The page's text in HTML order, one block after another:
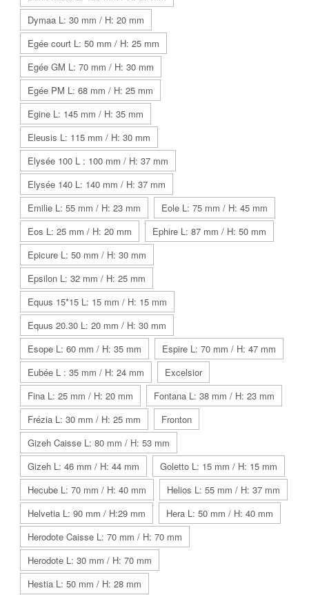
Dymaa L: 30 mm / H: 20 mm
Egée court L: 50 mm / H: 25 mm
Egée GM L: 70 mm / H: 30 mm
Egée PM L: 68 mm / H: 25 mm
Egine L: 145 mm / H: 35 mm
Eleusis L: 115 mm / H: 30 mm
Elysée 100 L : 100 mm / H: 37 mm
Elysée 140 L: 140 mm / H: 37 mm
Emilie L: 55 mm / H: 23 mm
Eole L: 75 mm / H: 45 mm
Eos L: 25 mm / H: 20 mm
Ephire L: 87 mm / H: 50 mm
Epicure L: 50 mm / H: 30 mm
Epsilon L: 32 mm / H: 25 mm
Equus 15*15 L: 15 mm / H: 15 mm
Equus 20.30 L: 20 mm / H: 30 mm
Esope L: 60 mm / H: 35 mm
Espire L: 70 mm / H: 47 mm
Eubée L : 35 mm / H: 24 mm
Excelsior
Fina L: 25 mm / H: 20 mm
Fontana L: 38 mm / H: 23 mm
Frézia L: 30 mm / H: 25 mm
Fronton
Gizeh Caisse L: 80 mm / H: 53 mm
Gizeh L: 46 mm / H: 44 mm
Goletto L: 15 mm / H: 15 mm
Hecube L: 70 mm / H: 40 mm
Helios L: 55 mm / H: 37 mm
Helvetia L: 90 mm / H:29 mm
Hera L: 50 mm / H: 40 mm
Herodote Caisse L: 70 mm / H: 70 mm
Herodote L: 30 mm / H: 70 mm
Hestia L: 50 mm / H: 28 mm